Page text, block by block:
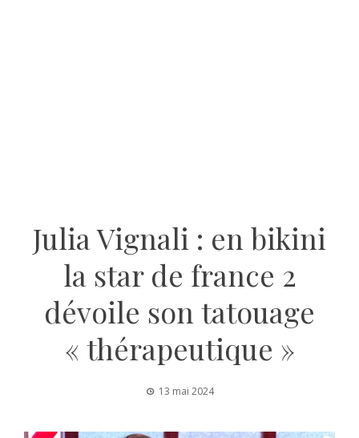
Julia Vignali : en bikini
la star de france 2
dévoile son tatouage
« thérapeutique »
13 mai 2024